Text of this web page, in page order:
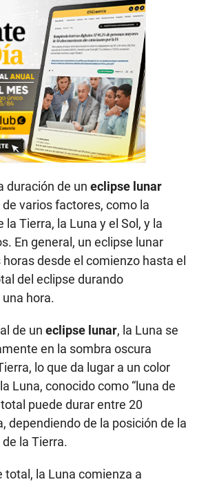
duración de un eclipse lunar
varios factores, como la
Tierra, la Luna y el Sol, y la
En general, un eclipse lunar
desde el comienzo hasta el
del eclipse durando
hora.
de un eclipse lunar, la Luna se
en la sombra oscura
lo que da lugar a un color
Luna, conocido como “luna de
puede durar entre 20
dependiendo de la posición de la
la Tierra.
total, la Luna comienza a